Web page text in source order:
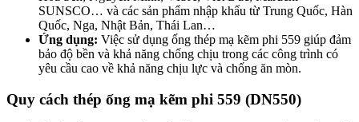
SUNSCO… và các sản phẩm nhập khẩu từ Trung Quốc, Hàn
Quốc, Nga, Nhật Bản, Thái Lan…
Ứng dụng: Việc sử dụng ống thép mạ kẽm phi 559 giúp đảm
bảo độ bền và khả năng chống chịu trong các công trình có
yêu cầu cao về khả năng chịu lực và chống ăn mòn.
Quy cách thép ống mạ kẽm phi 559 (DN550)